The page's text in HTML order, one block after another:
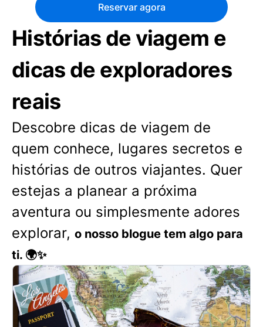
Reservar agora
Histórias de viagem e
dicas de exploradores
reais
Descobre dicas de viagem de
quem conhece, lugares secretos e
histórias de outros viajantes. Quer
estejas a planear a próxima
aventura ou simplesmente adores
explorar, o nosso blogue tem algo para
ti. 🌍✨